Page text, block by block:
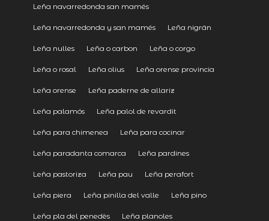
Leña navarredonda san mamés
Leña navarredonda y san mamés Leña nigrán
Leña nulles Leña o carbon Leña o corgo
Leña o rosal Leña olius Leña orense provincia
Leña orense Leña paderne de allariz
Leña palamós Leña palol de revardit
Leña para chimenea Leña para cocinar
Leña paradanta comarca Leña pardines
Leña pastoriza Leña pau Leña perafort
Leña piera Leña pinilla del valle Leña pino
Leña pla del penedès Leña planoles